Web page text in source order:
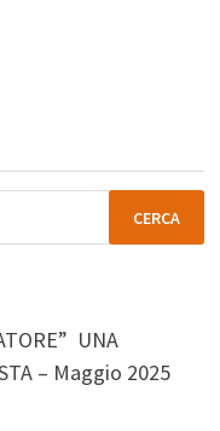
UNA
– Maggio 2025